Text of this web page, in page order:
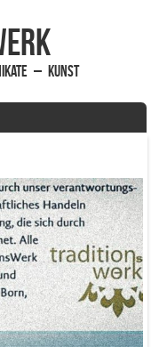
– Kunst